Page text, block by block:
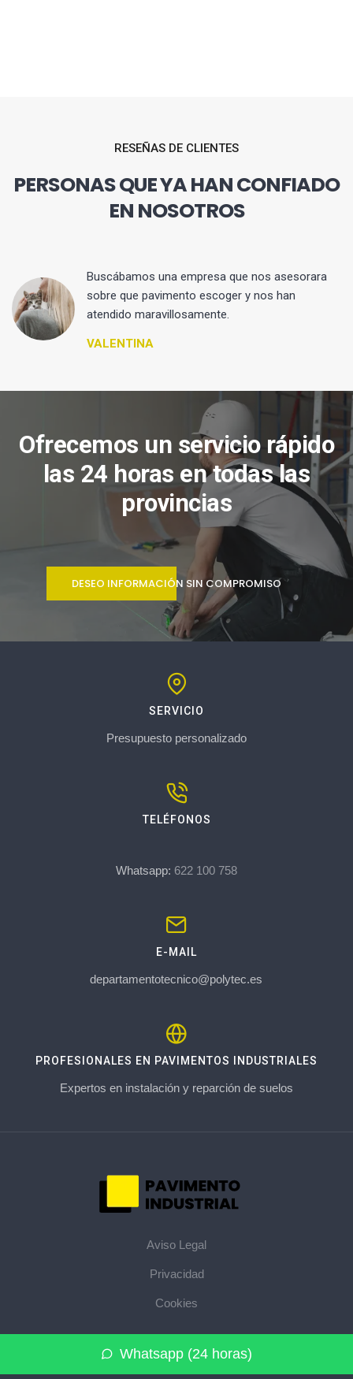
Whatsapp (24 horas)
RESEÑAS DE CLIENTES
PERSONAS QUE YA HAN CONFIADO
EN NOSOTROS
Buscábamos una empresa que nos asesorara
sobre que pavimento escoger y nos han
atendido maravillosamente.
VALENTINA
Ofrecemos un servicio rápido
las 24 horas en todas las
provincias
DESEO INFORMACIÓN SIN COMPROMISO
SERVICIO
Presupuesto personalizado
TELÉFONOS
Whatsapp: 622 100 758
E-MAIL
departamentotecnico@polytec.es
PROFESIONALES EN PAVIMENTOS INDUSTRIALES
Expertos en instalación y reparción de suelos
Aviso Legal
Privacidad
Cookies
© 2026 pavimentoindustrial.pro · La web de pavimentos
industriales de su provincia · Mapa del sitio